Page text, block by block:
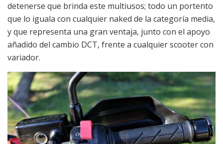
detenerse que brinda este multiusos; todo un portento
que lo iguala con cualquier naked de la categoría media,
y que representa una gran ventaja, junto con el apoyo
añadido del cambio DCT, frente a cualquier scooter con
variador.